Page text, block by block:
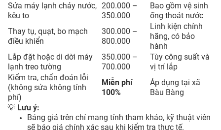
Sửa máy lạnh chảy nước,
kêu to
200.000 –
350.000
Bao gồm vệ sinh
ống thoát nước
Thay tụ, quạt, bo mạch
điều khiển
300.000 –
800.000
Linh kiện chính
hãng, có bảo
hành
Lắp đặt hoặc di dời máy
lạnh treo tường
350.000 –
700.000
Tùy công suất và
vị trí lắp
Kiểm tra, chẩn đoán lỗi
(không sửa không tính
phí)
Miễn phí
100%
Áp dụng tại xã
Bàu Bàng
💡 Lưu ý:
Bảng giá trên chỉ mang tính tham khảo, kỹ thuật viên
sẽ báo giá chính xác sau khi kiểm tra thực tế.